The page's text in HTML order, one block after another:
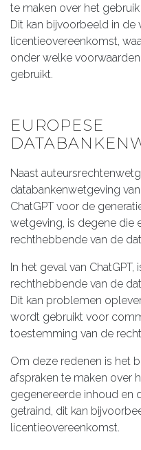
te maken over het
Dit kan bijvoorbeeld in de
licentieovereenkomst,
onder welke
gebruikt.
EUROPESE
Naast
databankenwetgeving
ChatGPT voor de
wetgeving, is degene die
rechthebbende van de
In het geval van
rechthebbende van de
Dit kan problemen
wordt gebruikt voor
toestemming van de
Om deze redenen is het
afspraken te maken over
gegenereerde inhoud en
getraind, dit kan
licentieovereenkomst.